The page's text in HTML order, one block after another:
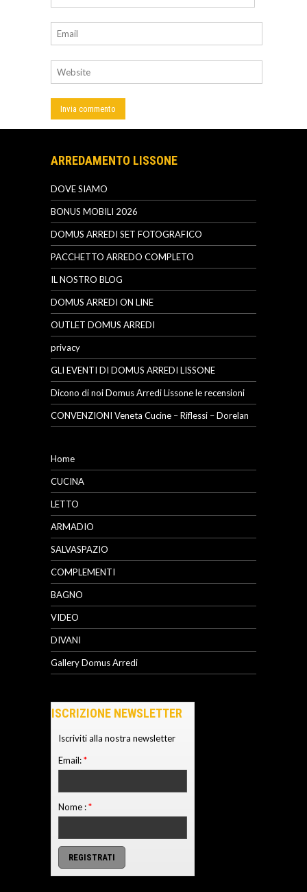
ARREDAMENTO LISSONE
DOVE SIAMO
BONUS MOBILI 2026
DOMUS ARREDI SET FOTOGRAFICO
PACCHETTO ARREDO COMPLETO
IL NOSTRO BLOG
DOMUS ARREDI ON LINE
OUTLET DOMUS ARREDI
privacy
GLI EVENTI DI DOMUS ARREDI LISSONE
Dicono di noi Domus Arredi Lissone le recensioni
CONVENZIONI Veneta Cucine – Riflessi – Dorelan
Home
CUCINA
LETTO
ARMADIO
SALVASPAZIO
COMPLEMENTI
BAGNO
VIDEO
DIVANI
Gallery Domus Arredi
ISCRIZIONE NEWSLETTER
Iscriviti alla nostra newsletter
Email:*
Nome :*